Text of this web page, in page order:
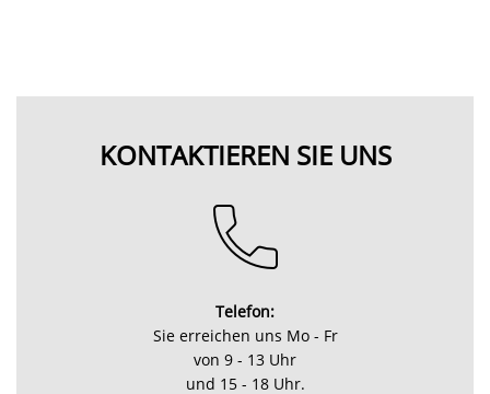
KONTAKTIEREN SIE UNS
Telefon:
Sie erreichen uns Mo - Fr
von 9 - 13 Uhr
und 15 - 18 Uhr.